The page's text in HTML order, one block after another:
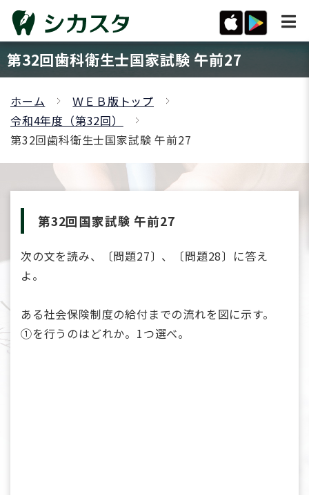
第32回歯科衛生士国家試験 午前27
ホーム
ＷＥＢ版トップ
令和4年度（第32回）
第32回歯科衛生士国家試験 午前27
第32回国家試験 午前27
次の文を読み、〔問題27〕、〔問題28〕に答え
よ。
ある社会保険制度の給付までの流れを図に示す。
①を行うのはどれか。1つ選べ。